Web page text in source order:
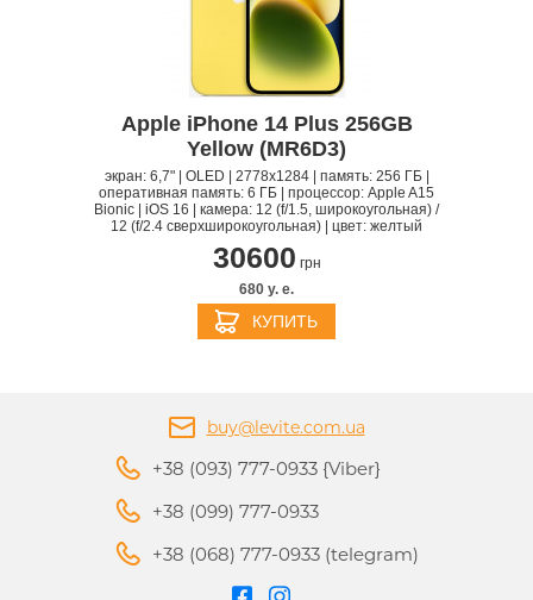
Apple iPhone 14 Plus 256GB
Yellow (MR6D3)
экран: 6,7" | OLED | 2778x1284 | память: 256 ГБ |
оперативная память: 6 ГБ | процессор: Apple A15
Bionic | iOS 16 | камера: 12 (f/1.5, широкоугольная) /
12 (f/2.4 сверхширокоугольная) | цвет: желтый
30600 грн
680 y. e.
КУПИТЬ
buy@levite.com.ua
+38 (093) 777-0933 {Viber}
+38 (099) 777-0933
+38 (068) 777-0933 (telegram)